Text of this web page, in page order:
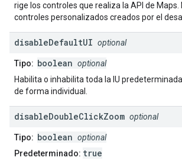
rige los controles que realiza la API de Maps.
controles personalizados creados por el
disableDefaultUI optional
Tipo: boolean optional
Habilita o inhabilita toda la IU
de forma individual.
disableDoubleClickZoom optional
Tipo: boolean optional
Predeterminado: true